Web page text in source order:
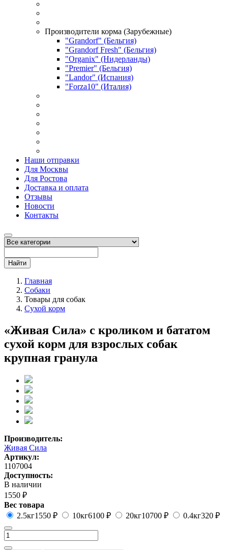
Производители корма (Зарубежные)
"Grandorf" (Бельгия)
"Grandorf Fresh" (Бельгия)
"Organix" (Нидерланды)
"Premier" (Бельгия)
"Landor" (Испания)
"Forza10" (Италия)
Наши отправки
Для Москвы
Для Ростова
Доставка и оплата
Отзывы
Новости
Контакты
Найти
Главная
Собаки
Товары для собак
Сухой корм
«Живая Сила» с кроликом и бататом
сухой корм для взрослых собак
крупная гранула
Производитель:
Живая Сила
Артикул:
1107004
Доступность:
В наличии
1550 ₽
Вес товара
2.5кг1550 ₽ 10кг6100 ₽ 20кг10700 ₽ 0.4кг320 ₽